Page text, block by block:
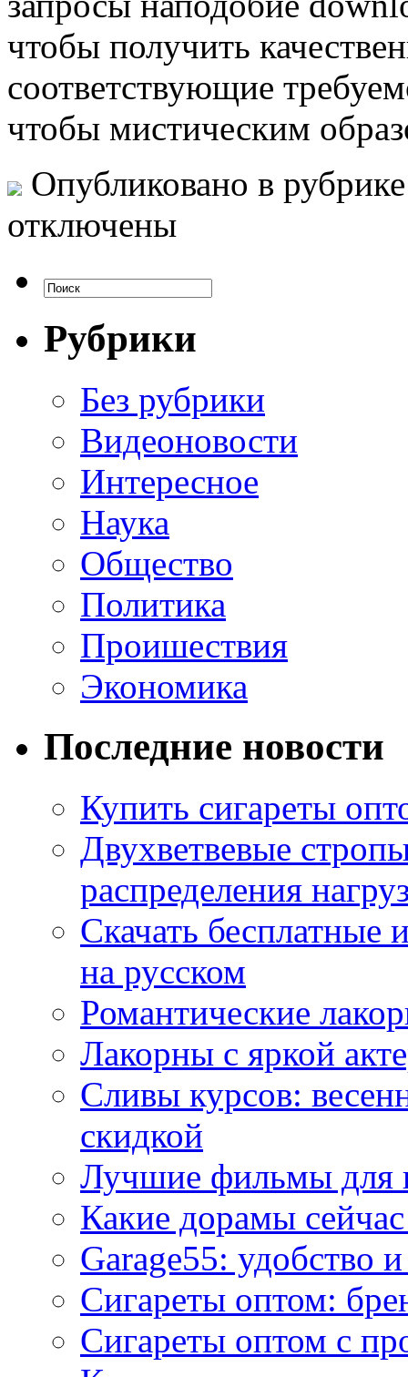
чтобы получить
соответствующие
чтобы мистическим
Опубликовано в
отключены
Рубрики
Без рубрики
Видеоновости
Интересное
Наука
Общество
Политика
Проишествия
Экономика
Последние новости
Купить сигареты
Двухветвевые
распределения
Скачать
на русском
Романтические
Лакорны с яркой
Сливы курсов:
скидкой
Лучшие фильмы для
Какие дорамы
Garage55: удобство
Сигареты оптом:
Сигареты оптом с